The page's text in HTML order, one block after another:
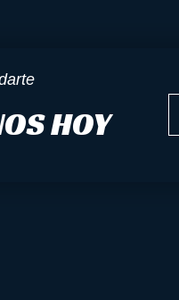
HOY